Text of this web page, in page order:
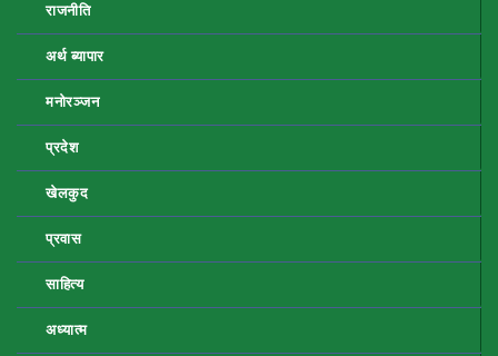
राजनीति
अर्थ ब्यापार
मनोरञ्जन
प्रदेश
खेलकुद
प्रवास
साहित्य
अध्यात्म